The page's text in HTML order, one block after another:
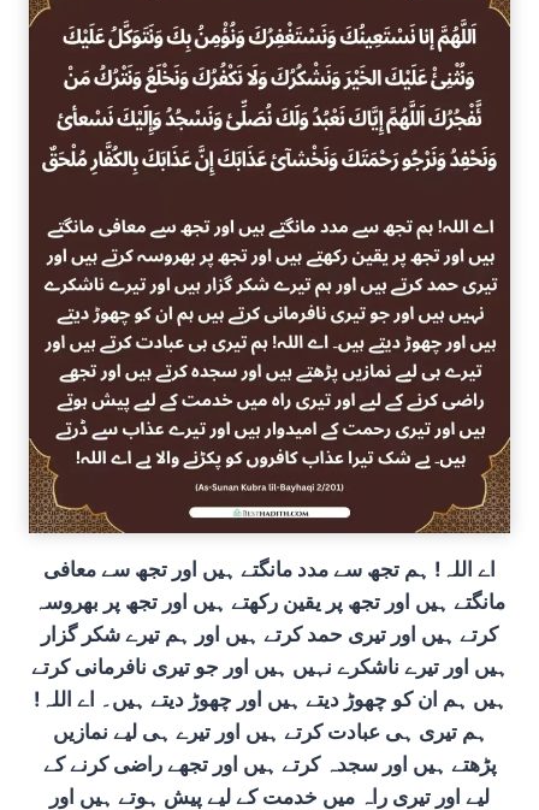
اے اللہ! ہم تجھ سے مدد مانگتے ہیں اور تجھ سے معافی
مانگتے ہیں اور تجھ پر یقین رکھتے ہیں اور تجھ پر بھروسہ
کرتے ہیں اور تیری حمد کرتے ہیں اور ہم تیرے شکر گزار
ہیں اور تیرے ناشکرے نہیں ہیں اور جو تیری نافرمانی کرتے
ہیں ہم ان کو چھوڑ دیتے ہیں اور چھوڑ دیتے ہیں۔ اے اللہ!
ہم تیری ہی عبادت کرتے ہیں اور تیرے ہی لیے نمازیں
پڑھتے ہیں اور سجدہ کرتے ہیں اور تجھے راضی کرنے کے
لیے اور تیری راہ میں خدمت کے لیے پیش ہوتے ہیں اور